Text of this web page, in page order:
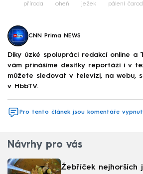
příroda oheň ježek pálení
CNN Prima NEWS
Díky úzké spolupráci redakcí online a
vám přinášíme desítky reportáží i v
můžete sledovat v televizi, na webu,
v HbbTV.
Pro tento článek jsou komentáře
Návrhy pro vás
Žebříček nejhorších